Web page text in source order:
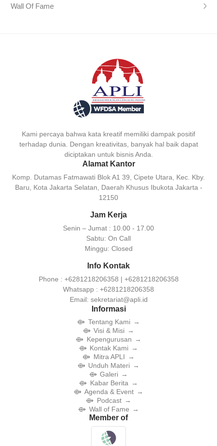
Wall Of Fame
Kami percaya bahwa kata kreatif memiliki dampak positif
terhadap dunia. Dengan kreativitas, banyak hal baik dapat
diciptakan untuk bisnis Anda.
Alamat Kantor
Komp. Dutamas Fatmawati Blok A1 39, Cipete Utara, Kec. Kby.
Baru, Kota Jakarta Selatan, Daerah Khusus Ibukota Jakarta -
12150
Jam Kerja
Senin – Jumat : 10.00 - 17.00
Sabtu: On Call
Minggu: Closed
Info Kontak
Phone : +6281218206358 | +6281218206358
Whatsapp : +6281218206358
Email: sekretariat@apli.id
Informasi
Tentang Kami
Visi & Misi
Kepengurusan
Kontak Kami
Mitra APLI
Unduh Materi
Galeri
Kabar Berita
Agenda & Event
Podcast
Wall of Fame
Member of